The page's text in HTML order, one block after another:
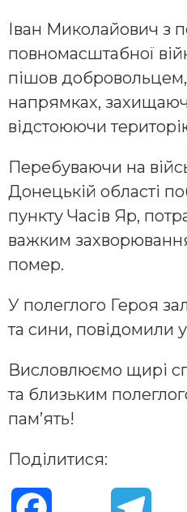
Іван Миколайович з
повномасштабної
пішов добровольцем,
напрямках,
відстоюючи
Перебуваючи на
Донецькій області
пункту Часів Яр,
важким
помер.
У полеглого Героя
та сини, повідомили
Висловлюємо щирі
та близьким
пам’ять!
Поділитися: